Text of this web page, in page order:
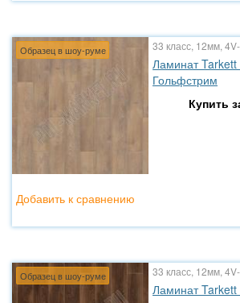
Образец в шоу-руме 33 класс, 12мм,
Ламинат
Гольфстрим
Купить
Добавить к сравнению
Образец в шоу-руме 33 класс, 12мм,
Ламинат